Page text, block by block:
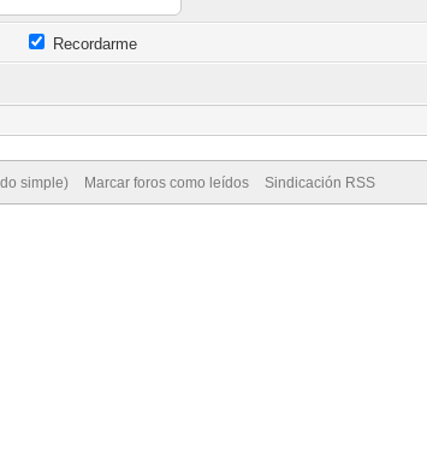
Recordarme
simple) Marcar foros como leídos Sindicación RSS